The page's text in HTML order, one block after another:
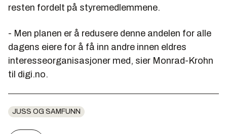
resten fordelt på styremedlemmene.
- Men planen er å redusere denne andelen for alle
dagens eiere for å få inn andre innen eldres
interesseorganisasjoner med, sier Monrad-Krohn
til digi.no.
JUSS OG SAMFUNN